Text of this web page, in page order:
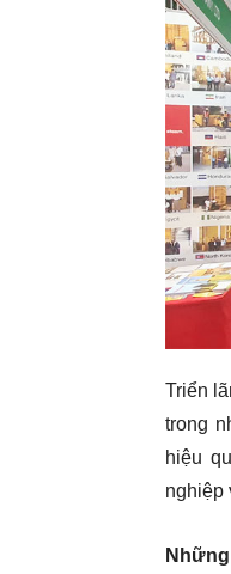
Triển
trong
hiệu
nghiệp